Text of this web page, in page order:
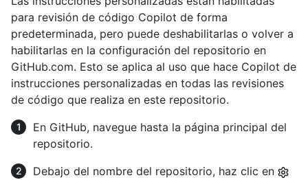
para revisión de código Copilot de forma
predeterminada, pero puede deshabilitarlas o volver a
habilitarlas en la configuración del repositorio en
GitHub.com. Esto se aplica al uso que hace Copilot de
instrucciones personalizadas en todas las revisiones
de código que realiza en este repositorio.
En GitHub, navegue hasta la página principal del
repositorio.
Debajo del nombre del repositorio, haz clic en